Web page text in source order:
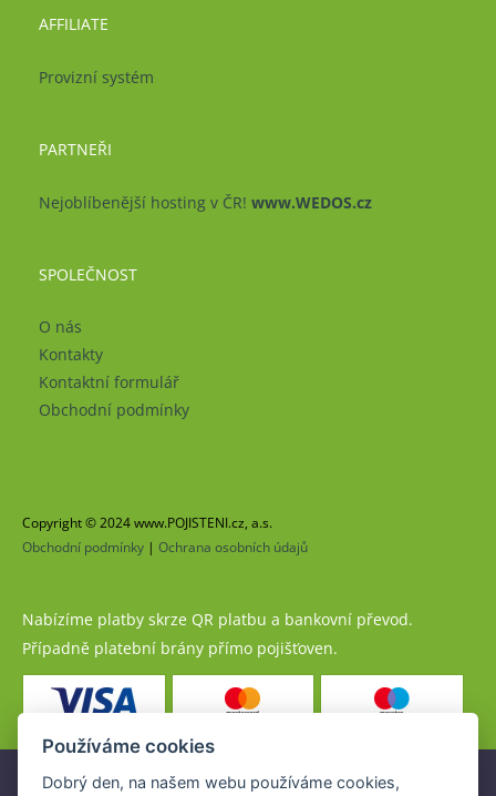
AFFILIATE
Provizní systém
PARTNEŘI
Nejoblíbenější hosting v ČR! www.WEDOS.cz
SPOLEČNOST
O nás
Kontakty
Kontaktní formulář
Obchodní podmínky
Copyright © 2024 www.POJISTENI.cz, a.s.
Obchodní podmínky | Ochrana osobních údajů
Nabízíme platby skrze QR platbu a bankovní převod.
Případně platební brány přímo pojišťoven.
Pojistné produkty jsou nabízeny společností
Používáme cookies
Dobrý den, na našem webu používáme cookies,